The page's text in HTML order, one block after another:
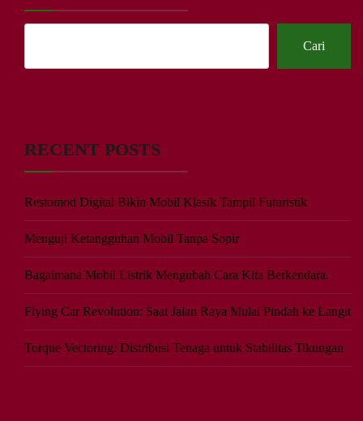
Cari
RECENT POSTS
Restomod Digital Bikin Mobil Klasik Tampil Futuristik
Menguji Ketangguhan Mobil Tanpa Sopir
Bagaimana Mobil Listrik Mengubah Cara Kita Berkendara.
Flying Car Revolution: Saat Jalan Raya Mulai Pindah ke Langit
Torque Vectoring: Distribusi Tenaga untuk Stabilitas Tikungan